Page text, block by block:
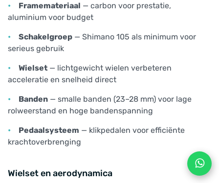
Framemateriaal — carbon voor prestatie,
aluminium voor budget
Schakelgroep — Shimano 105 als minimum voor
serieus gebruik
Wielset — lichtgewicht wielen verbeteren
acceleratie en snelheid direct
Banden — smalle banden (23–28 mm) voor lage
rolweerstand en hoge bandenspanning
Pedaalsysteem — klikpedalen voor efficiënte
krachtoverbrenging
Wielset en aerodynamica